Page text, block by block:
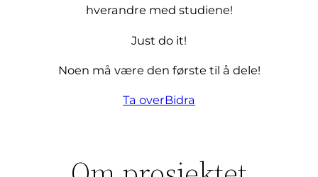
hverandre med studiene!
Just do it!
Noen må være den første til å dele!
Ta overBidra